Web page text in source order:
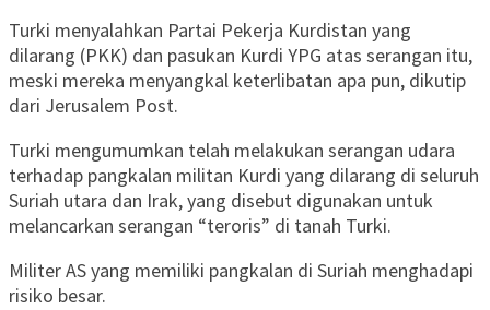
Turki menyalahkan Partai Pekerja Kurdistan yang
dilarang (PKK) dan pasukan Kurdi YPG atas serangan itu,
meski mereka menyangkal keterlibatan apa pun, dikutip
dari Jerusalem Post.
Turki mengumumkan telah melakukan serangan udara
terhadap pangkalan militan Kurdi yang dilarang di seluruh
Suriah utara dan Irak, yang disebut digunakan untuk
melancarkan serangan “teroris” di tanah Turki.
Militer AS yang memiliki pangkalan di Suriah menghadapi
risiko besar.